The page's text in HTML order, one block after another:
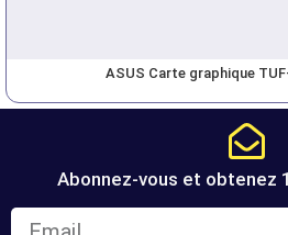
ASUS Carte graphique
Abonnez-vous et obtenez